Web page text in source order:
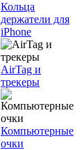
Кольца
держатели для
iPhone
AirTag и
трекеры
Компьютерные
очки